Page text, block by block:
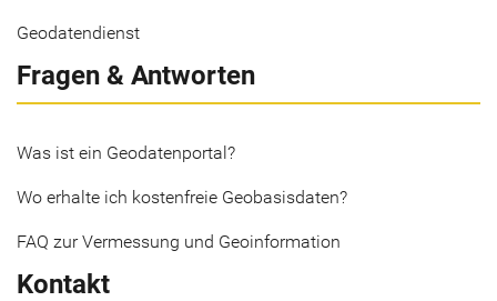
Geodatendienst
Fragen & Antworten
Was ist ein Geodatenportal?
Wo erhalte ich kostenfreie Geobasisdaten?
FAQ zur Vermessung und Geoinformation
Kontakt